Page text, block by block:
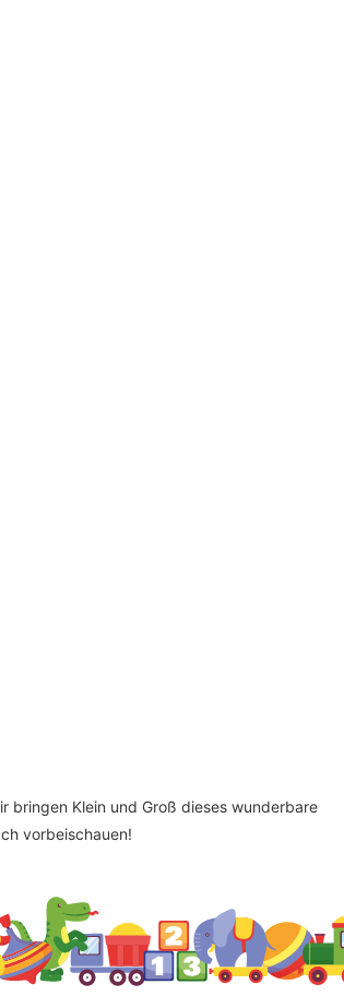
bringen Klein und Groß dieses wunderbare
vorbeischauen!